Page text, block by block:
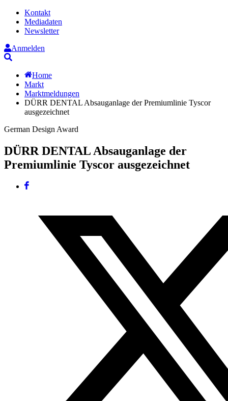
Kontakt
Mediadaten
Newsletter
Anmelden
Home
Markt
Marktmeldungen
DÜRR DENTAL Absauganlage der Premiumlinie Tyscor
ausgezeichnet
German Design Award
DÜRR DENTAL Absauganlage der
Premiumlinie Tyscor ausgezeichnet